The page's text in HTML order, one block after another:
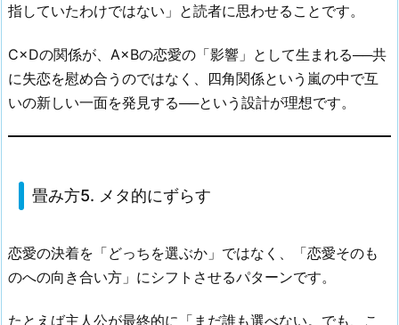
指していたわけではない」と読者に思わせることです。
C×Dの関係が、A×Bの恋愛の「影響」として生まれる──共
に失恋を慰め合うのではなく、四角関係という嵐の中で互
いの新しい一面を発見する──という設計が理想です。
畳み方5. メタ的にずらす
恋愛の決着を「どっちを選ぶか」ではなく、「恋愛そのも
のへの向き合い方」にシフトさせるパターンです。
たとえば主人公が最終的に「まだ誰も選べない。でも、こ